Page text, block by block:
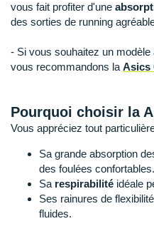
vous fait profiter d'une
des sorties de running
- Si vous souhaitez un
vous recommandons la Asics
Pourquoi choisir la
Vous appréciez tout
Sa grande absorption
des foulées confortables.
Sa respirabilité idéale
Ses rainures de
fluides.
Polar
Puma
Reebok
Salomon
Saucony
Saxx